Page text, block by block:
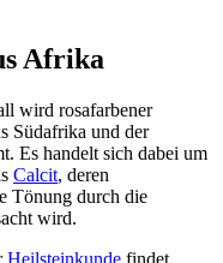
Afrika
wird rosafarbener
Südafrika und der
Es handelt sich dabei um
Calcit, deren
Tönung durch die
wird.
Heilsteinkunde findet